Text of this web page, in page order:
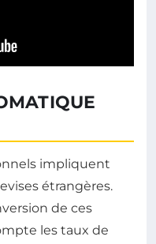
impliquent
étrangères.
de ces
les taux de